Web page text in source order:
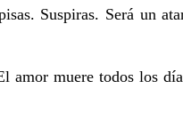
Suspiras. Será un
muere todos los